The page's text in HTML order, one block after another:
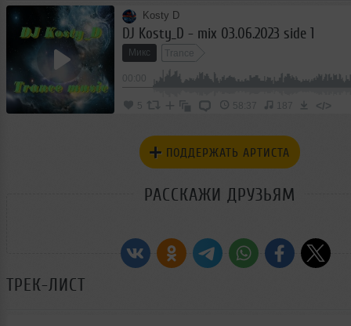
Kosty D
DJ Kosty_D - mix 03.06.2023 side 1
Микс Trance
5 58:37 187 </>
ПОДДЕРЖАТЬ АРТИСТА
РАССКАЖИ ДРУЗЬЯМ
ТРЕК-ЛИСТ